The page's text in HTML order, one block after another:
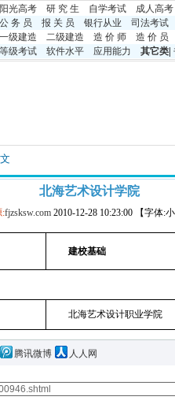
阳光高考 研 究 生 自学考试
成人高考
公 务 员 报 关 员 银行从业
司法考试
一级建造 二级建造 造 价 师
造 价 员
等级考试 软件水平 应用能力 其它类
北海艺术设计学院
:fjzsksw.com 2010-12-28 10:23:00 【字体:
建校基础
北海艺术设计职业学院
腾讯微博 人人网